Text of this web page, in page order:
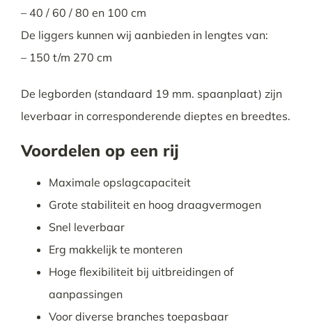
– 40 / 60 / 80 en 100 cm
De liggers kunnen wij aanbieden in lengtes van:
– 150 t/m 270 cm
De legborden (standaard 19 mm. spaanplaat) zijn
leverbaar in corresponderende dieptes en breedtes.
Voordelen op een rij
Maximale opslagcapaciteit
Grote stabiliteit en hoog draagvermogen
Snel leverbaar
Erg makkelijk te monteren
Hoge flexibiliteit bij uitbreidingen of
aanpassingen
Voor diverse branches toepasbaar